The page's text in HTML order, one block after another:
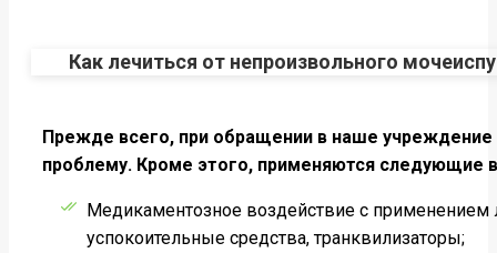
Как лечиться от непроизвольного
Прежде всего, при обращении в наше учреждение
проблему. Кроме этого, применяются следующие
Медикаментозное воздействие с применением
успокоительные средства, транквилизаторы;